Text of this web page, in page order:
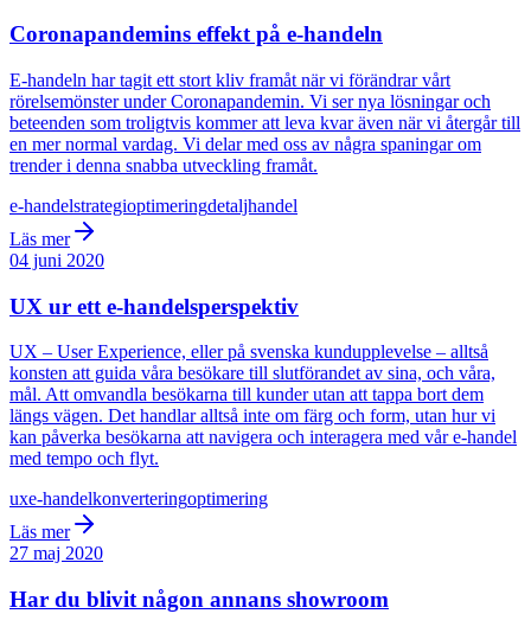
Coronapandemins effekt på e-handeln
E-handeln har tagit ett stort kliv framåt när vi förändrar vårt
rörelsemönster under Coronapandemin. Vi ser nya lösningar och
beteenden som troligtvis kommer att leva kvar även när vi återgår till
en mer normal vardag. Vi delar med oss av några spaningar om
trender i denna snabba utveckling framåt.
e-handelstrategioptimeringdetaljhandel
Läs mer
04 juni 2020
UX ur ett e-handelsperspektiv
UX – User Experience, eller på svenska kundupplevelse – alltså
konsten att guida våra besökare till slutförandet av sina, och våra,
mål. Att omvandla besökarna till kunder utan att tappa bort dem
längs vägen. Det handlar alltså inte om färg och form, utan hur vi
kan påverka besökarna att navigera och interagera med vår e-handel
med tempo och flyt.
uxe-handelkonverteringoptimering
Läs mer
27 maj 2020
Har du blivit någon annans showroom